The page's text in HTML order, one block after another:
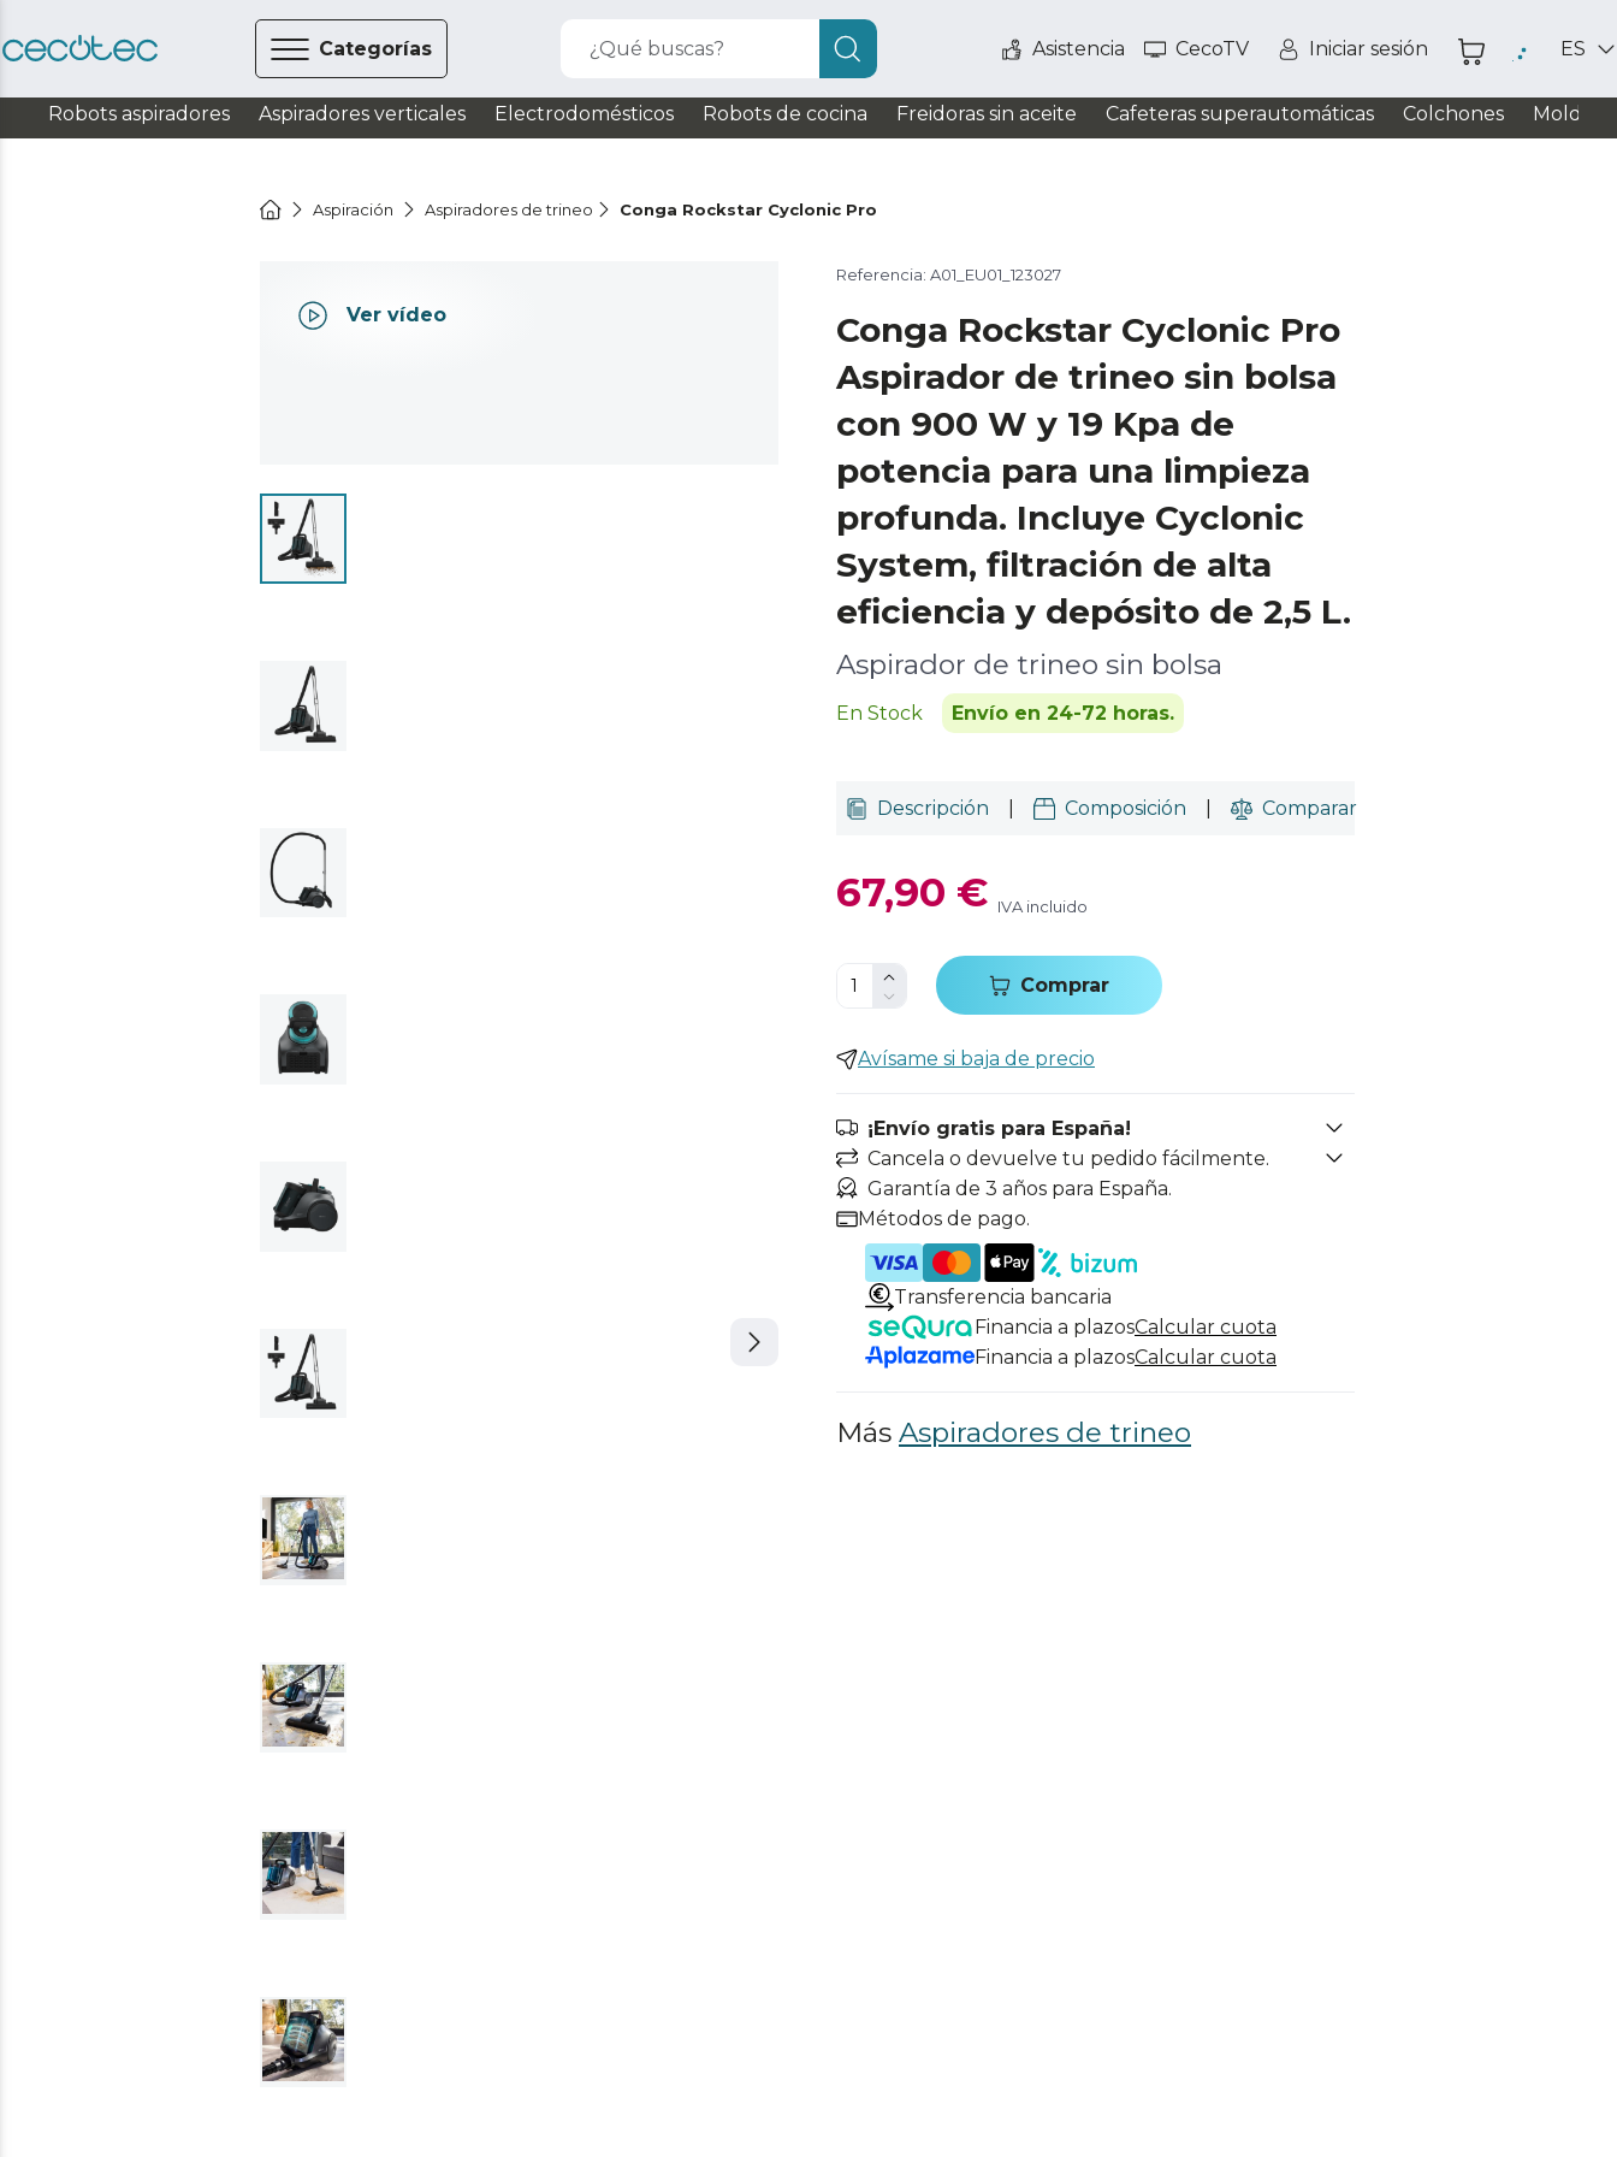
Categorías ¿Qué buscas? Asistencia CecoTV Iniciar sesión ES
Robots aspiradores Aspiradores verticales Electrodomésticos Robots de cocina Freidoras sin aceite Cafeteras superautomáticas Colchones
Aspiración Aspiradores de trineo Conga Rockstar Cyclonic Pro
Ver vídeo
Referencia: A01_EU01_123027
Conga Rockstar Cyclonic Pro
Aspirador de trineo sin bolsa
con 900 W y 19 Kpa de
potencia para una limpieza
profunda. Incluye Cyclonic
System, filtración de alta
eficiencia y depósito de 2,5 L.
Aspirador de trineo sin bolsa
En Stock Envío en 24-72 horas.
Descripción Composición Comparar
67,90 € IVA incluido
Comprar
Avísame si baja de precio
¡Envío gratis para España!
Cancela o devuelve tu pedido fácilmente.
Garantía de 3 años para España.
Métodos de pago.
Transferencia bancaria
Financia a plazosCalcular cuota
Financia a plazosCalcular cuota
Más Aspiradores de trineo